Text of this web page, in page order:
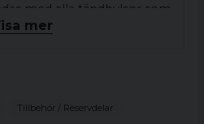
med alla tändhylsor som
8 mm, som Dillon eller
alla dina tändhylsor!
mer
Tillbehör / Reservdelar